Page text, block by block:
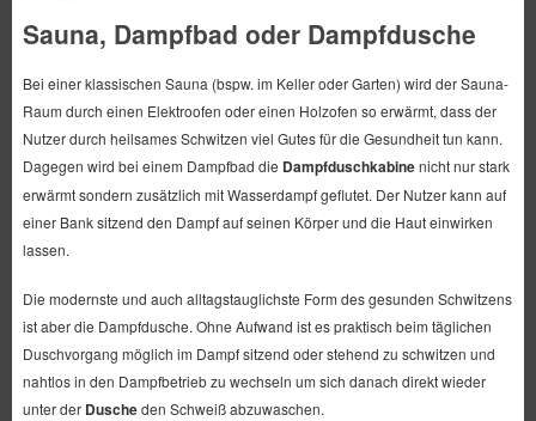
Sauna, Dampfbad oder Dampfdusche
Bei einer klassischen Sauna (bspw. im Keller oder Garten) wird der Sauna-
Raum durch einen Elektroofen oder einen Holzofen so erwärmt, dass der
Nutzer durch heilsames Schwitzen viel Gutes für die Gesundheit tun kann.
Dagegen wird bei einem Dampfbad die Dampfduschkabinenicht nur stark
erwärmt sondern zusätzlich mit Wasserdampf geflutet. Der Nutzer kann auf
einer Bank sitzend den Dampf auf seinen Körper und die Haut einwirken
lassen.
Die modernste und auch alltagstauglichste Form des gesunden Schwitzens
ist aber die Dampfdusche. Ohne Aufwand ist es praktisch beim täglichen
Duschvorgang möglich im Dampf sitzend oder stehend zu schwitzen und
nahtlos in den Dampfbetrieb zu wechseln um sich danach direkt wieder
unter der Duscheden Schweiß abzuwaschen.